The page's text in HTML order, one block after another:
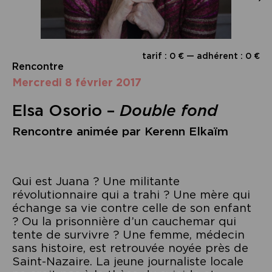
tarif : 0 € — adhérent : 0 €
Rencontre
mercredi 8 février 2017
Elsa Osorio – Double fond
Rencontre animée par Kerenn Elkaïm
Qui est Juana ? Une militante
révolutionnaire qui a trahi ? Une mère qui
échange sa vie contre celle de son enfant
? Ou la prisonnière d’un cauchemar qui
tente de survivre ? Une femme, médecin
sans histoire, est retrouvée noyée près de
Saint-Nazaire. La jeune journaliste locale